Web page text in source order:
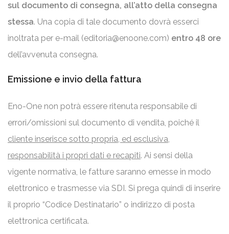
sul documento di consegna, all’atto della consegna
stessa. Una copia di tale documento dovrà esserci
inoltrata per e-mail (editoria@enoone.com) entro 48 ore
dell’avvenuta consegna.
Emissione e invio della fattura
Eno-One non potrà essere ritenuta responsabile di
errori/omissioni sul documento di vendita, poiché il
cliente inserisce sotto propria, ed esclusiva,
responsabilità i propri dati e recapiti. Ai sensi della
vigente normativa, le fatture saranno emesse in modo
elettronico e trasmesse via SDI. Si prega quindi di inserire
il proprio “Codice Destinatario” o indirizzo di posta
elettronica certificata.